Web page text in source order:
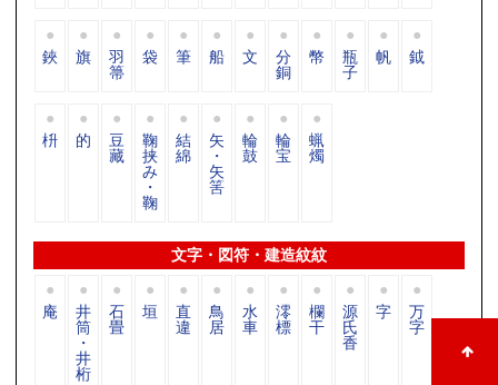
鋏 旗 羽
箒
袋 筆 船 文 分
銅
幣 瓶
子
帆 鉞
枡 的 豆
藏
鞠
挟
み
・
鞠
結
綿
矢
・
矢
筈
輪
鼓
輪
宝
蝋
燭
文字・図符・建造紋紋
庵 井
筒
・
井
桁
石
畳
垣 直
違
鳥
居
水
車
澪
標
欄
干
源
氏
香
字 万
字